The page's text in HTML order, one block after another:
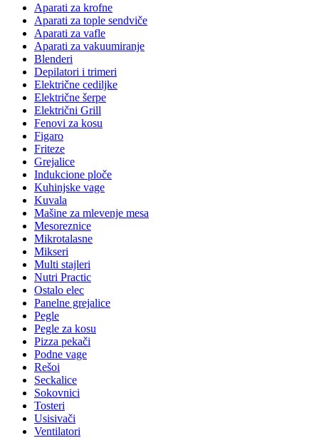
Aparati za krofne
Aparati za tople sendviče
Aparati za vafle
Aparati za vakuumiranje
Blenderi
Depilatori i trimeri
Električne cediljke
Električne šerpe
Električni Grill
Fenovi za kosu
Figaro
Friteze
Grejalice
Indukcione ploče
Kuhinjske vage
Kuvala
Mašine za mlevenje mesa
Mesoreznice
Mikrotalasne
Mikseri
Multi stajleri
Nutri Practic
Ostalo elec
Panelne grejalice
Pegle
Pegle za kosu
Pizza pekači
Podne vage
Rešoi
Seckalice
Sokovnici
Tosteri
Usisivači
Ventilatori